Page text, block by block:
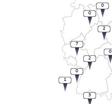
7
0
0
2
1
2
0
3
0